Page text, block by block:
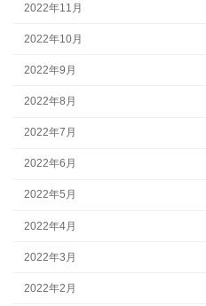
2022年11月
2022年10月
2022年9月
2022年8月
2022年7月
2022年6月
2022年5月
2022年4月
2022年3月
2022年2月